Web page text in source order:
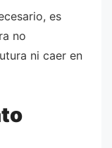
es
no
ni caer en